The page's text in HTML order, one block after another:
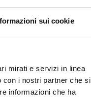
sui cookie
mirati e servizi in linea
con i nostri partner che si
informazioni che ha